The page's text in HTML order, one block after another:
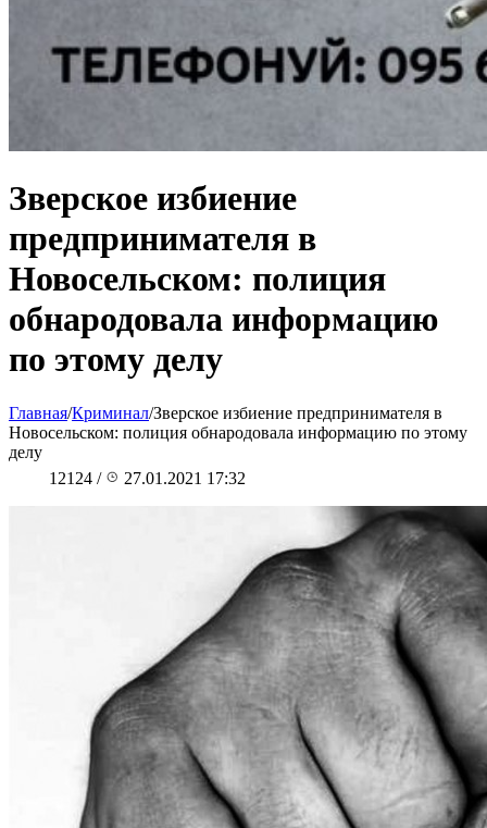
Зверское избиение
предпринимателя в
Новосельском: полиция
обнародовала информацию
по этому делу
Главная/Криминал/Зверское избиение предпринимателя в
Новосельском: полиция обнародовала информацию по этому
делу
12124 / 27.01.2021 17:32